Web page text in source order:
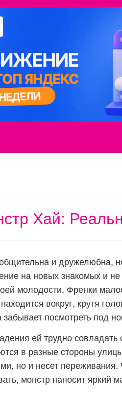
Хай:
и дружелюбна,
на новых знакомых и
молодости, Френки
вокруг, крутя
посмотреть под
ей трудно совладать
в разные стороны
но и несет
монстр наносит яркий